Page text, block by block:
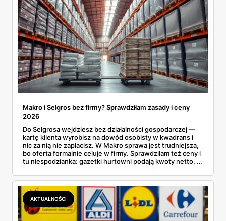
Makro i Selgros bez firmy? Sprawdziłam zasady i ceny
2026
Do Selgrosa wejdziesz bez działalności gospodarczej —
kartę klienta wyrobisz na dowód osobisty w kwadrans i
nic za nią nie zapłacisz. W Makro sprawa jest trudniejsza,
bo oferta formalnie celuje w firmy. Sprawdziłam też ceny i
tu niespodzianka: gazetki hurtowni podają kwoty netto, a
zawsze wygrywa — ta sama kawa ziarnista kosztuje w
Makro ponad dwa razy więcej niż w weekendowej
promocji dyskontu.
AKTUALNOŚCI